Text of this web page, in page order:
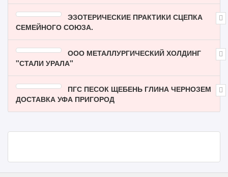
ЭЗОТЕРИЧЕСКИЕ ПРАКТИКИ СЦЕПКА
СЕМЕЙНОГО СОЮЗА.
ООО МЕТАЛЛУРГИЧЕСКИЙ ХОЛДИНГ
"СТАЛИ УРАЛА"
ПГС ПЕСОК ЩЕБЕНЬ ГЛИНА ЧЕРНОЗЕМ
ДОСТАВКА УФА ПРИГОРОД